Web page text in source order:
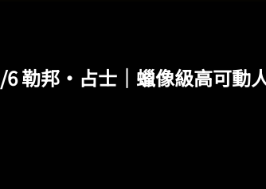
6 勒邦·占士｜蠟像級高可動